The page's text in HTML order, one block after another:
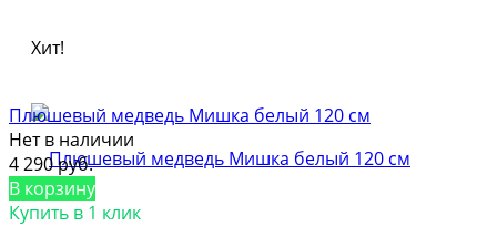
Хит!
Плюшевый медведь Мишка белый 120 см
Нет в наличии
4 290 руб.
В корзину
Купить в 1 клик